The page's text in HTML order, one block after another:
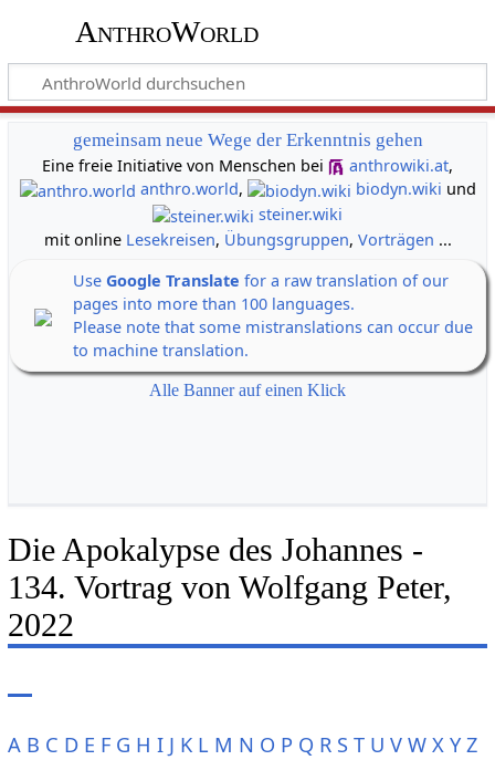
AnthroWorld
gemeinsam neue Wege der Erkenntnis gehen
Eine freie Initiative von Menschen bei
anthrowiki.at,
anthro.world, biodyn.wiki und
steiner.wiki
mit online Lesekreisen, Übungsgruppen, Vorträgen ...
Use Google Translate for a raw translation of our
pages into more than 100 languages.
Please note that some mistranslations can occur due
to machine translation.
Alle Banner auf einen Klick
Die Apokalypse des Johannes -
134. Vortrag von Wolfgang Peter,
2022
A B C D E F G H I J K L M N O P Q R S T U V W X Y Z